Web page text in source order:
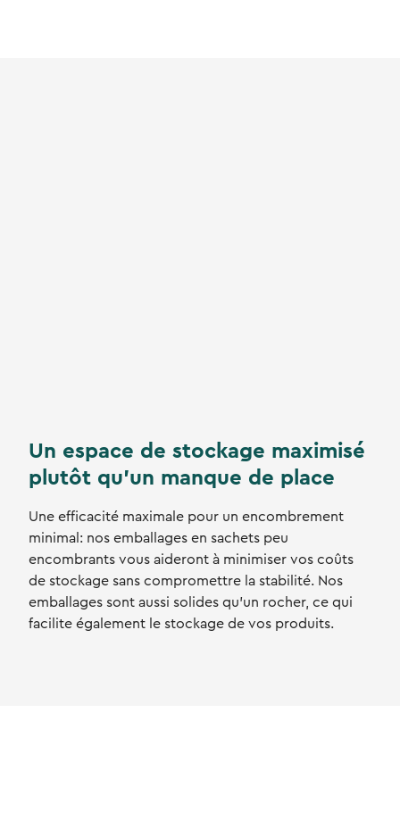
Un espace de stockage maximisé
plutôt qu'un manque de place
Une efficacité maximale pour un encombrement
minimal: nos emballages en sachets peu
encombrants vous aideront à minimiser vos coûts
de stockage sans compromettre la stabilité. Nos
emballages sont aussi solides qu'un rocher, ce qui
facilite également le stockage de vos produits.